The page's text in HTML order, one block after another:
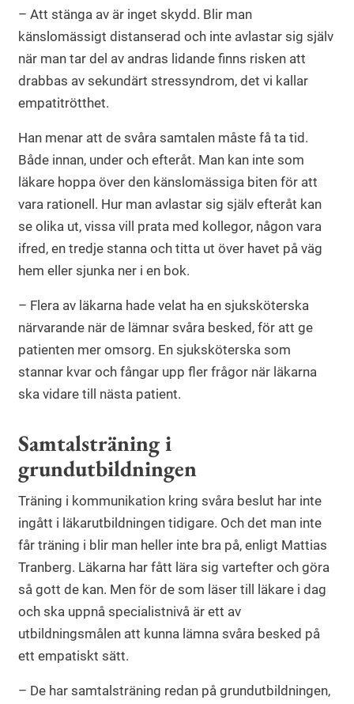
– Att stänga av är inget skydd. Blir man
känslomässigt distanserad och inte avlastar sig själv
när man tar del av andras lidande finns risken att
drabbas av sekundärt stressyndrom, det vi kallar
empatitrötthet.
Han menar att de svåra samtalen måste få ta tid.
Både innan, under och efteråt. Man kan inte som
läkare hoppa över den känslomässiga biten för att
vara rationell. Hur man avlastar sig själv efteråt kan
se olika ut, vissa vill prata med kollegor, någon vara
ifred, en tredje stanna och titta ut över havet på väg
hem eller sjunka ner i en bok.
– Flera av läkarna hade velat ha en sjuksköterska
närvarande när de lämnar svåra besked, för att ge
patienten mer omsorg. En sjuksköterska som
stannar kvar och fångar upp fler frågor när läkarna
ska vidare till nästa patient.
Samtalsträning i
grundutbildningen
Träning i kommunikation kring svåra beslut har inte
ingått i läkarutbildningen tidigare. Och det man inte
får träning i blir man heller inte bra på, enligt Mattias
Tranberg. Läkarna har fått lära sig vartefter och göra
så gott de kan. Men för de som läser till läkare i dag
och ska uppnå specialistnivå är ett av
utbildningsmålen att kunna lämna svåra besked på
ett empatiskt sätt.
– De har samtalsträning redan på grundutbildningen,